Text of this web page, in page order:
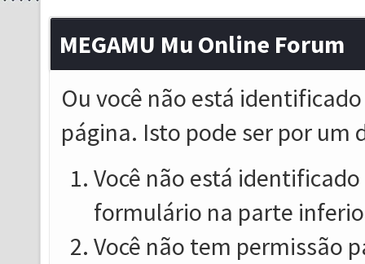
MEGAMU Mu Online Forum
Ou você não está
página. Isto pode ser por um
Você não está
formulário na parte
Você não tem permissão